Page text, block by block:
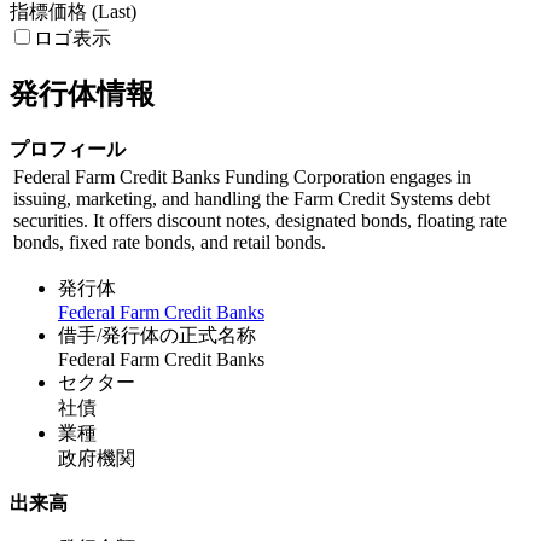
指標価格 (Last)
ロゴ表示
発行体情報
プロフィール
Federal Farm Credit Banks Funding Corporation engages in
issuing, marketing, and handling the Farm Credit Systems debt
securities. It offers discount notes, designated bonds, floating rate
bonds, fixed rate bonds, and retail bonds.
発行体
Federal Farm Credit Banks
借手/発行体の正式名称
Federal Farm Credit Banks
セクター
社債
業種
政府機関
出来高